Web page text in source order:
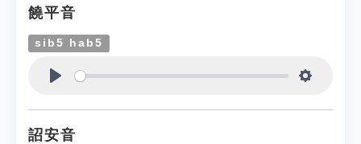
饒平音
sib5 hab5
詔安音